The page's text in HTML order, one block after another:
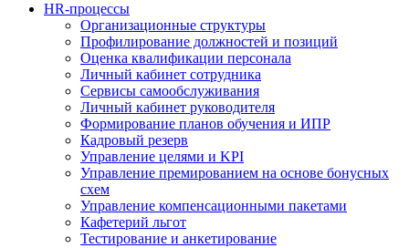
HR-процессы
Организационные структуры
Профилирование должностей и позиций
Оценка квалификации персонала
Личный кабинет сотрудника
Сервисы самообслуживания
Личный кабинет руководителя
Формирование планов обучения и ИПР
Кадровый резерв
Управление целями и KPI
Управление премированием на основе бонусных
схем
Управление компенсационными пакетами
Кафетерий льгот
Тестирование и анкетирование